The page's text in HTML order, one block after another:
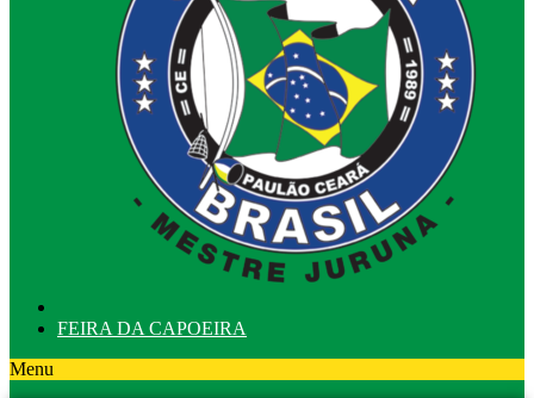
FEIRA DA CAPOEIRA
Menu